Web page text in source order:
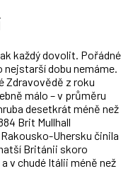
každý dovolit. Pořádné
dobu nemáme.
Zdravovědě z roku
málo – v průměru
desetkrát méně než
Brit Mullhall
Uhersku činila
Británii skoro
v chudé Itálii méně než